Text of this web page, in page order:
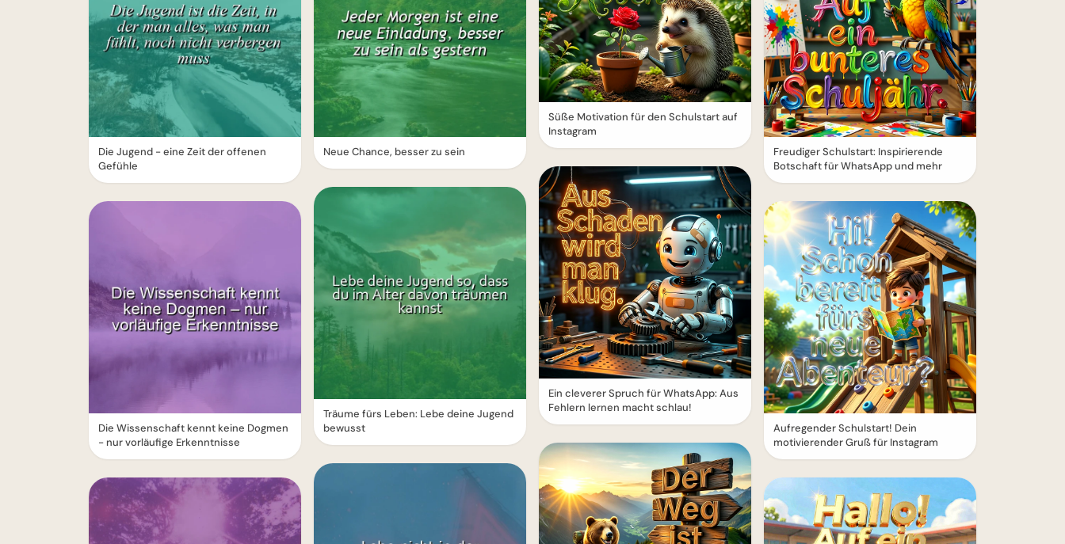
Die Jugend - eine Zeit der offenen
Gefühle
Die Wissenschaft kennt keine Dogmen
- nur vorläufige Erkenntnisse
Neue Chance, besser zu sein
Träume fürs Leben: Lebe deine Jugend
bewusst
Süße Motivation für den Schulstart auf
Instagram
Ein cleverer Spruch für WhatsApp: Aus
Fehlern lernen macht schlau!
Freudiger Schulstart: Inspirierende
Botschaft für WhatsApp und mehr
Aufregender Schulstart! Dein
motivierender Gruß für Instagram